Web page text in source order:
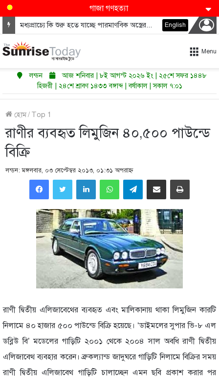
গাজা গণহত্যা
মধ্যপ্রাচ্যে কি শুরু হতে যাচ্ছে পারমাণবিক অস্ত্রের নতুন দৌড়? English
Menu
লন্ডন
আজ শনিবার | ৮ই আগস্ট ২০২৬ ইং | ২৫শে সফর ১৪৪৮
হিজরী | ২৪শে শ্রাবণ ১৪৩৩ বঙ্গাব্দ | বর্ষাকাল | সকাল ৭:০১
হোম/ Top 1
রাণীর ব্যবহৃত লিমুজিন ৪০,৫০০ পাউন্ডে
বিক্রি
লন্ডন: মঙ্গলবার, ০৩ সেপ্টেম্বর ২০১৩, ০১:৩১ অপরাহ্ণ
LinkedInWhatsAppTelegramShare via Email Print
রাণী দ্বিতীয় এলিজাবেথের ব্যবহৃত এবং মালিকানায় থাকা লিমুজিন কারটি
নিলামে ৪০ হাজার ৫০০ পাউন্ডে বিক্রি হয়েছে। ‘ডাইমলের সুপার ভি-৮ এল
ডব্লিউ বি’ মডেলের গাড়িটি ২০০১ থেকে ২০০৪ সাল অবধি রাণী দ্বিতীয়
এলিজাবেথ ব্যবহার করেন। ব্রুকল্যান্ড জাদুঘরে গাড়িটি নিলামে বিক্রির সময়
রাণী দ্বিতীয় এলিজাবেথ গাড়িটি চালাচ্ছেন এমন ছবি প্রকাশ করার পর